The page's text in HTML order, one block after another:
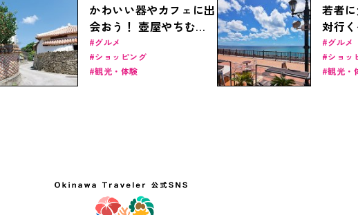
かわいい器やカフェに出
会おう！ 壺屋やちむん
通りをお散歩
グルメ
ショッピング
観光・体験
若者
対行
トグルメ
ショッ
観光・